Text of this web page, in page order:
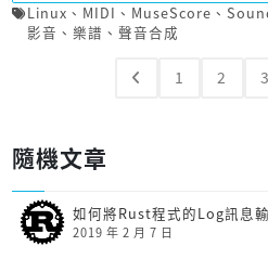
Linux 、 MIDI 、 MuseScore 、
影音 、 樂譜 、 聲音合成
1 2 3
隨機文章
如何將Rust程式的Log訊息
2019 年 2 月 7 日